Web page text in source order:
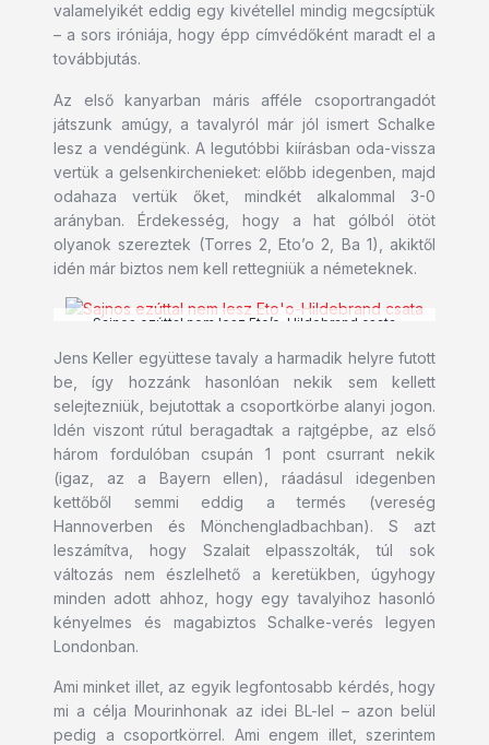
valamelyikét eddig egy kivétellel mindig megcsíptük
– a sors iróniája, hogy épp címvédőként maradt el a
továbbjutás.
Az első kanyarban máris afféle csoportrangadót
játszunk amúgy, a tavalyról már jól ismert Schalke
lesz a vendégünk. A legutóbbi kiírásban oda-vissza
vertük a gelsenkirchenieket: előbb idegenben, majd
odahaza vertük őket, mindkét alkalommal 3-0
arányban. Érdekesség, hogy a hat gólból ötöt
olyanok szereztek (Torres 2, Eto’o 2, Ba 1), akiktől
idén már biztos nem kell rettegniük a németeknek.
Sajnos ezúttal nem lesz Eto’o-Hildebrand csata
Jens Keller együttese tavaly a harmadik helyre futott
be, így hozzánk hasonlóan nekik sem kellett
selejtezniük, bejutottak a csoportkörbe alanyi jogon.
Idén viszont rútul beragadtak a rajtgépbe, az első
három fordulóban csupán 1 pont csurrant nekik
(igaz, az a Bayern ellen), ráadásul idegenben
kettőből semmi eddig a termés (vereség
Hannoverben és Mönchengladbachban). S azt
leszámítva, hogy Szalait elpasszolták, túl sok
változás nem észlelhető a keretükben, úgyhogy
minden adott ahhoz, hogy egy tavalyihoz hasonló
kényelmes és magabiztos Schalke-verés legyen
Londonban.
Ami minket illet, az egyik legfontosabb kérdés, hogy
mi a célja Mourinhonak az idei BL-lel – azon belül
pedig a csoportkörrel. Ami engem illet, szerintem